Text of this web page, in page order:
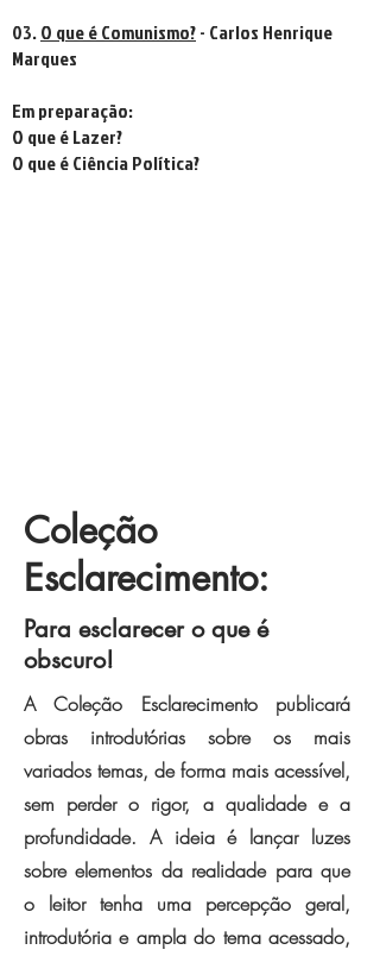
03.O que é Comunismo?- Carlos Henrique
Marques
Em preparação:
O que é Lazer?
O que é Ciência Política?
Coleção
Esclarecimento:
Para esclarecer o que é
obscuro!
A Coleção Esclarecimento publicará
obras introdutórias sobre os mais
variados temas, de forma mais acessível,
sem perder o rigor, a qualidade e a
profundidade. A ideia é lançar luzes
sobre elementos da realidade para que
o leitor tenha uma percepção geral,
introdutória e ampla do tema acessado,